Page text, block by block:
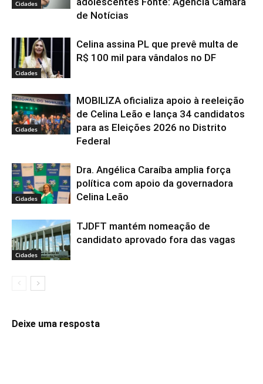
Cidades
de Notícias
Cidades
Celina assina PL que prevê multa de
R$ 100 mil para vândalos no DF
Cidades
MOBILIZA oficializa apoio à reeleição
de Celina Leão e lança 34 candidatos
para as Eleições 2026 no Distrito
Federal
Cidades
Dra. Angélica Caraíba amplia força
política com apoio da governadora
Celina Leão
Cidades
TJDFT mantém nomeação de
candidato aprovado fora das vagas
Deixe uma resposta